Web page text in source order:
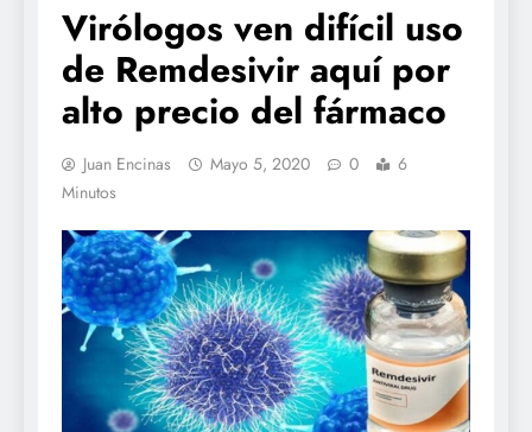
Virólogos ven difícil uso
de Remdesivir aquí por
alto precio del fármaco
Juan Encinas Mayo 5, 2020 0
6
Minutos